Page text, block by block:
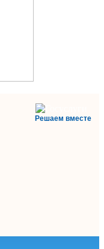
Решаем вместе